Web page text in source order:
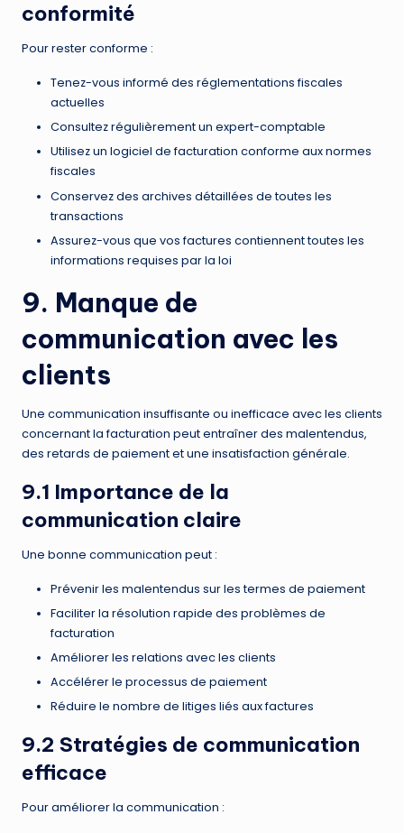
conformité
Pour rester conforme :
Tenez-vous informé des réglementations fiscales
actuelles
Consultez régulièrement un expert-comptable
Utilisez un logiciel de facturation conforme aux normes
fiscales
Conservez des archives détaillées de toutes les
transactions
Assurez-vous que vos factures contiennent toutes les
informations requises par la loi
9. Manque de
communication avec les
clients
Une communication insuffisante ou inefficace avec les clients
concernant la facturation peut entraîner des malentendus,
des retards de paiement et une insatisfaction générale.
9.1 Importance de la
communication claire
Une bonne communication peut :
Prévenir les malentendus sur les termes de paiement
Faciliter la résolution rapide des problèmes de
facturation
Améliorer les relations avec les clients
Accélérer le processus de paiement
Réduire le nombre de litiges liés aux factures
9.2 Stratégies de communication
efficace
Pour améliorer la communication :